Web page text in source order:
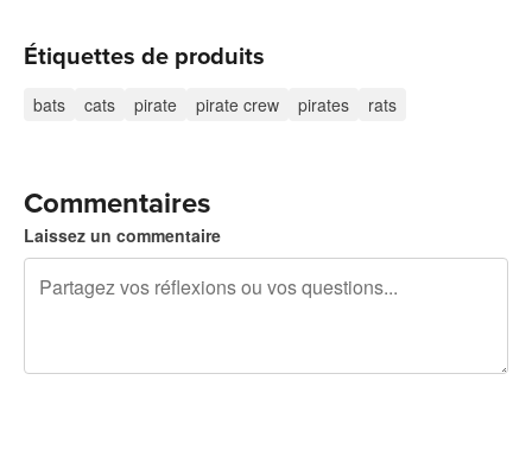
Étiquettes de produits
bats cats pirate pirate crew pirates rats
Commentaires
Laissez un commentaire